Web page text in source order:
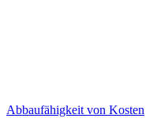
Abbaufähigkeit von Kosten